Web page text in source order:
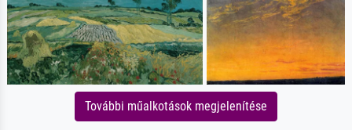
További műalkotások megjelenítése